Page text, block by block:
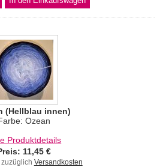
(Hellblau innen)
Ozean
Produktdetails
11,45 €
Versandkosten